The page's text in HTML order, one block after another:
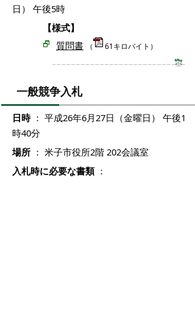
日） 午後5時
【様式】
質問書
（ 61キロバイト）
一般競争入札
日時 ： 平成26年6月27日（金曜日） 午後1
時40分
場所 ： 米子市役所2階 202会議室
入札時に必要な書類 ：